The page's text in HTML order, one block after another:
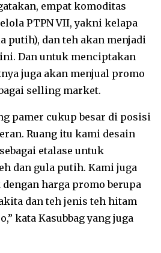
empat komoditas
PTPN VII, yakni kelapa
putih), dan teh akan menjadi
Dan untuk menciptakan
juga akan menjual promo
selling market.
pamer cukup besar di posisi
Ruang itu kami desain
etalase untuk
dan gula putih. Kami juga
harga promo berupa
dan teh jenis teh hitam
kata Kasubbag yang juga